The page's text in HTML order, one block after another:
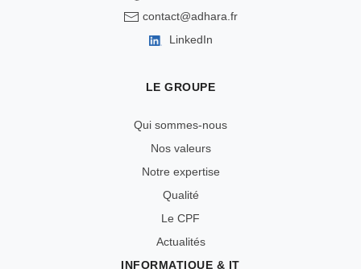
contact@adhara.fr
LinkedIn
LE GROUPE
Qui sommes-nous
Nos valeurs
Notre expertise
Qualité
Le CPF
Actualités
INFORMATIQUE & IT